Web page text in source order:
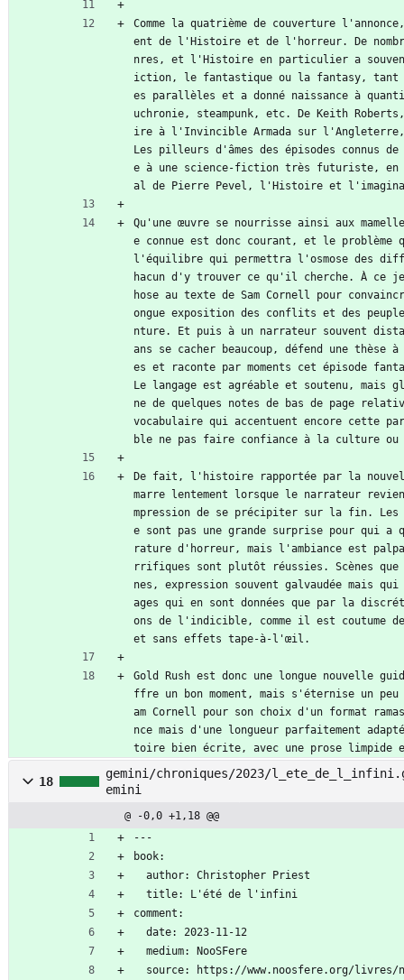
Comme la quatrième de couverture
ent de l'Histoire et de l'horreur. De
nres, et l'Histoire en particulier a
iction, le fantastique ou la fantasy, tant
es parallèles et a donné naissance à
uchronie, steampunk, etc. De Keith
ire à l'Invincible Armada sur l'Angleterre,
Les pilleurs d'âmes des épisodes connus
e à une science-fiction très futuriste, en
al de Pierre Pevel, l'Histoire et
Qu'une œuvre se nourrisse ainsi aux
e connue est donc courant, et le problème
l'équilibre qui permettra l'osmose des
hacun d'y trouver ce qu'il cherche. À ce
hose au texte de Sam Cornell pour
ongue exposition des conflits et des
nture. Et puis à un narrateur souvent
ans se cacher beaucoup, défend une thèse
es et raconte par moments cet épisode
Le langage est agréable et soutenu, mais
ne de quelques notes de bas de page
vocabulaire qui accentuent encore cette
ble ne pas faire confiance à la culture
De fait, l'histoire rapportée par la
marre lentement lorsque le narrateur
mpression de se précipiter sur la fin.
e sont pas une grande surprise pour qui a
rature d'horreur, mais l'ambiance est
rrifiques sont plutôt réussies. Scènes
nes, expression souvent galvaudée
ages qui en sont données que par la
ons de l'indicible, comme il est coutume
et sans effets tape-à-l'œil.
Gold Rush est donc une longue nouvelle
ffre un bon moment, mais s'éternise un
am Cornell pour son choix d'un format
nce mais d'une longueur parfaitement
toire bien écrite, avec une prose limpide
18
gemini/chroniques/2023/
emini
@ -0,0 +1,18 @@
---
book:
  author: Christopher Priest
  title: L'été de l'infini
comment:
  date: 2023-11-12
  medium: NooSFere
source: https://www.noosfere.org/